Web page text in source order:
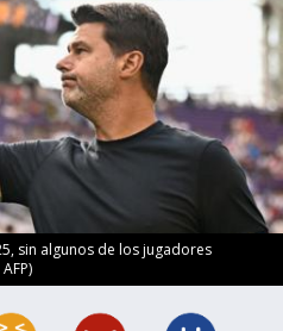
sin algunos de los jugadores